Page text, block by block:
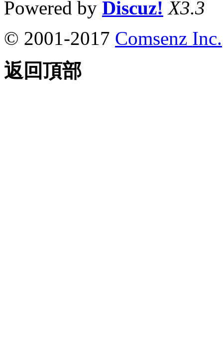
Powered by Discuz! X3.3
© 2001-2017 Comsenz Inc.
返回頂部